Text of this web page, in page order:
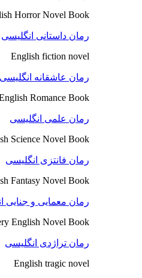
Horror Novel Book
رمان داستانی انگلیسی
English fiction novel
رمان عاشقانه انگلیسی
Romance Book
رمان علمی انگلیسی
Science Novel Book
رمان فانتزی انگلیسی
Fantasy Novel Book
رمان معمایی و جنایی
English Novel Book
رمان تراژدی انگلیسی
English tragic novel